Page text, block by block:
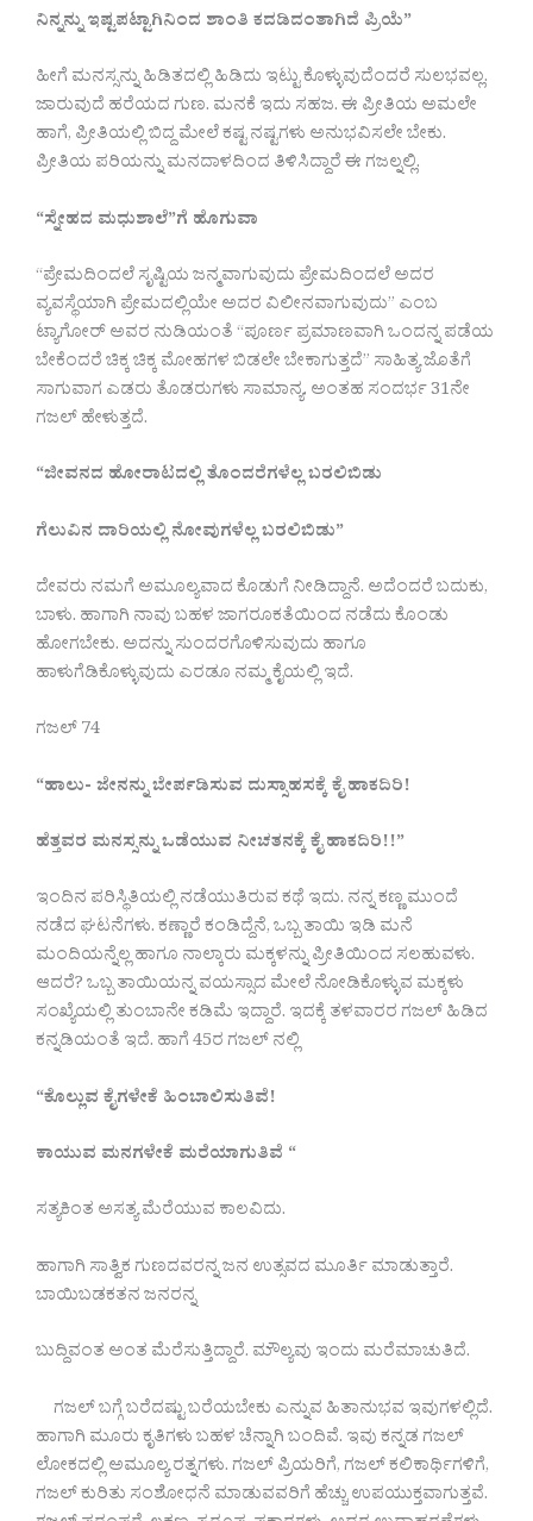
ನಿನ್ನನ್ನು ಇಷ್ಟಪಟ್ಟಾಗಿನಿಂದ ಶಾಂತಿ ಕದಡಿದಂತಾಗಿದೆ ಪ್ರಿಯೆ”
ಹೀಗೆ ಮನಸ್ಸನ್ನು ಹಿಡಿತದಲ್ಲಿ ಹಿಡಿದು ಇಟ್ಟು ಕೊಳ್ಳುವುದೆಂದರೆ ಸುಲಭವಲ್ಲ.
ಜಾರುವುದೆ ಹರೆಯದ ಗುಣ. ಮನಕೆ ಇದು ಸಹಜ. ಈ ಪ್ರೀತಿಯ ಅಮಲೇ
ಹಾಗೆ, ಪ್ರೀತಿಯಲ್ಲಿ ಬಿದ್ದ ಮೇಲೆ ಕಷ್ಟ ನಷ್ಟಗಳು ಅನುಭವಿಸಲೇ ಬೇಕು.
ಪ್ರೀತಿಯ ಪರಿಯನ್ನು ಮನದಾಳದಿಂದ ತಿಳಿಸಿದ್ದಾರೆ ಈ ಗಜಲ್ನಲ್ಲಿ.
“ಸ್ನೇಹದ ಮಧುಶಾಲೆ”ಗೆ ಹೊಗುವಾ
“ಪ್ರೇಮದಿಂದಲೆ ಸೃಷ್ಟಿಯ ಜನ್ಮವಾಗುವುದು ಪ್ರೇಮದಿಂದಲೆ ಅದರ
ವ್ಯವಸ್ಥೆಯಾಗಿ ಪ್ರೇಮದಲ್ಲಿಯೇ ಅದರ ವಿಲೀನವಾಗುವುದು” ಎಂಬ
ಟ್ಯಾಗೋರ್ ಅವರ ನುಡಿಯಂತೆ “ಪೂರ್ಣ ಪ್ರಮಾಣವಾಗಿ ಒಂದನ್ನ ಪಡೆಯ
ಬೇಕೆಂದರೆ ಚಿಕ್ಕ ಚಿಕ್ಕ ಮೋಹಗಳ ಬಿಡಲೇ ಬೇಕಾಗುತ್ತದೆ” ಸಾಹಿತ್ಯ ಜೊತೆಗೆ
ಸಾಗುವಾಗ ಎಡರು ತೊಡರುಗಳು ಸಾಮಾನ್ಯ. ಅಂತಹ ಸಂದರ್ಭ 31ನೇ
ಗಜಲ್ ಹೇಳುತ್ತದೆ.
“ಜೀವನದ ಹೋರಾಟದಲ್ಲಿ ತೊಂದರೆಗಳೆಲ್ಲ ಬರಲಿಬಿಡು
ಗೆಲುವಿನ ದಾರಿಯಲ್ಲಿ ನೋವುಗಳೆಲ್ಲ ಬರಲಿಬಿಡು”
ದೇವರು ನಮಗೆ ಅಮೂಲ್ಯವಾದ ಕೊಡುಗೆ ನೀಡಿದ್ದಾನೆ. ಅದೆಂದರೆ ಬದುಕು,
ಬಾಳು. ಹಾಗಾಗಿ ನಾವು ಬಹಳ ಜಾಗರೂಕತೆಯಿಂದ ನಡೆದು ಕೊಂಡು
ಹೋಗಬೇಕು. ಅದನ್ನು ಸುಂದರಗೊಳಿಸುವುದು ಹಾಗೂ
ಹಾಳುಗೆಡಿಕೊಳ್ಳುವುದು ಎರಡೂ ನಮ್ಮ ಕೈಯಲ್ಲಿ ಇದೆ.
ಗಜಲ್ 74
“ಹಾಲು- ಜೇನನ್ನು ಬೇರ್ಪಡಿಸುವ ದುಸ್ಸಾಹಸಕ್ಕೆ ಕೈ ಹಾಕದಿರಿ!
ಹೆತ್ತವರ ಮನಸ್ಸನ್ನು ಒಡೆಯುವ ನೀಚತನಕ್ಕೆ ಕೈ ಹಾಕದಿರಿ!!”
ಇಂದಿನ ಪರಿಸ್ಥಿತಿಯಲ್ಲಿ ನಡೆಯುತಿರುವ ಕಥೆ ಇದು. ನನ್ನ ಕಣ್ಣ ಮುಂದೆ
ನಡೆದ ಘಟನೆಗಳು. ಕಣ್ಣಾರೆ ಕಂಡಿದ್ದೆನೆ, ಒಬ್ಬ ತಾಯಿ ಇಡಿ ಮನೆ
ಮಂದಿಯನ್ನೆಲ್ಲ ಹಾಗೂ ನಾಲ್ಕಾರು ಮಕ್ಕಳನ್ನು ಪ್ರೀತಿಯಿಂದ ಸಲಹುವಳು.
ಆದರೆ? ಒಬ್ಬ ತಾಯಿಯನ್ನ ವಯಸ್ಸಾದ ಮೇಲೆ ನೋಡಿಕೊಳ್ಳುವ ಮಕ್ಕಳು
ಸಂಖ್ಯೆಯಲ್ಲಿ ತುಂಬಾನೇ ಕಡಿಮೆ ಇದ್ದಾರೆ. ಇದಕ್ಕೆ ತಳವಾರರ ಗಜಲ್ ಹಿಡಿದ
ಕನ್ನಡಿಯಂತೆ ಇದೆ. ಹಾಗೆ 45ರ ಗಜಲ್ ನಲ್ಲಿ
“ಕೊಲ್ಲುವ ಕೈಗಳೇಕೆ ಹಿಂಬಾಲಿಸುತಿವೆ!
ಕಾಯುವ ಮನಗಳೇಕೆ ಮರೆಯಾಗುತಿವೆ “
ಸತ್ಯಕಿಂತ ಅಸತ್ಯ ಮೆರೆಯುವ ಕಾಲವಿದು.
ಹಾಗಾಗಿ ಸಾತ್ವಿಕ ಗುಣದವರನ್ನ ಜನ ಉತ್ಸವದ ಮೂರ್ತಿ ಮಾಡುತ್ತಾರೆ.
ಬಾಯಿಬಡಕತನ ಜನರನ್ನ
ಬುದ್ದಿವಂತ ಅಂತ ಮೆರೆಸುತ್ತಿದ್ದಾರೆ. ಮೌಲ್ಯವು ಇಂದು ಮರೆಮಾಚುತಿದೆ.
ಗಜಲ್ ಬಗ್ಗೆ ಬರೆದಷ್ಟು ಬರೆಯಬೇಕು ಎನ್ನುವ ಹಿತಾನುಭವ ಇವುಗಳಲ್ಲಿದೆ.
ಹಾಗಾಗಿ ಮೂರು ಕೃತಿಗಳು ಬಹಳ ಚೆನ್ನಾಗಿ ಬಂದಿವೆ. ಇವು ಕನ್ನಡ ಗಜಲ್
ಲೋಕದಲ್ಲಿ ಅಮೂಲ್ಯ ರತ್ನಗಳು. ಗಜಲ್ ಪ್ರಿಯರಿಗೆ, ಗಜಲ್ ಕಲಿಕಾರ್ಥಿಗಳಿಗೆ,
ಗಜಲ್ ಕುರಿತು ಸಂಶೋಧನೆ ಮಾಡುವವರಿಗೆ ಹೆಚ್ಚು ಉಪಯುಕ್ತವಾಗುತ್ತವೆ.